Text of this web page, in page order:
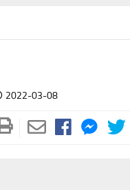
2022-03-08